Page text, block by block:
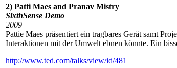
2) Patti Maes and Pranav Mistry
SixthSense Demo
2009
Pattie Maes präsentiert ein tragbares Gerät samt
Interaktionen mit der Umwelt ebnen könnte. Ein
http://www.ted.com/talks/view/id/481